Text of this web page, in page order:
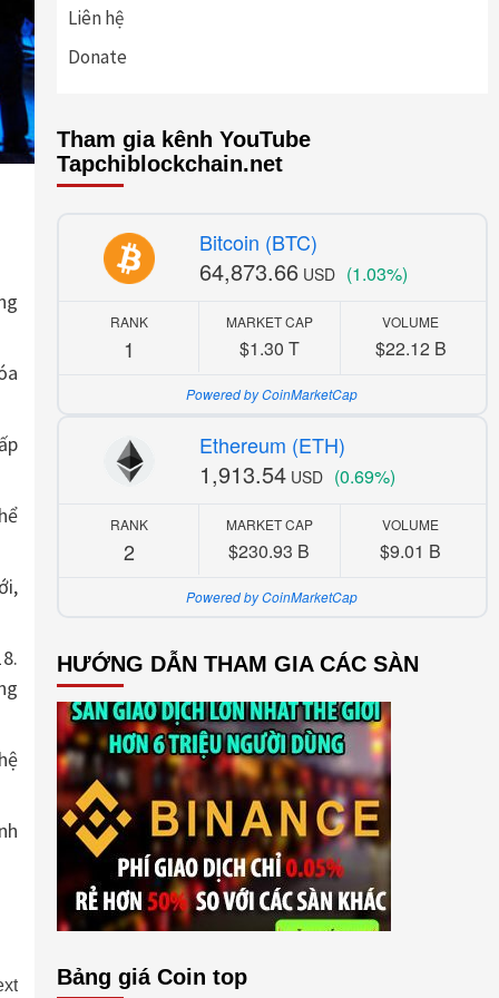
Liên hệ
Donate
Tham gia kênh YouTube
Tapchiblockchain.net
Bitcoin (BTC)
64,873.66 USD (1.03%)
RANK
1
MARKET CAP
$1.30 T
VOLUME
$22.12 B
Powered by CoinMarketCap
Ethereum (ETH)
1,913.54 USD (0.69%)
RANK
2
MARKET CAP
$230.93 B
VOLUME
$9.01 B
Powered by CoinMarketCap
HƯỚNG DẪN THAM GIA CÁC SÀN
Bảng giá Coin top